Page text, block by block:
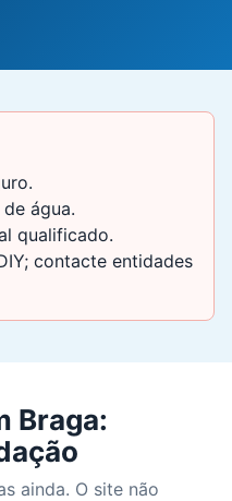
água.
qualificado.
contacte entidades
Braga:
ainda. O site não